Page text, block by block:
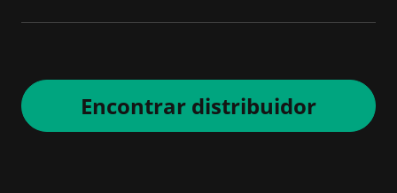
Encontrar distribuidor